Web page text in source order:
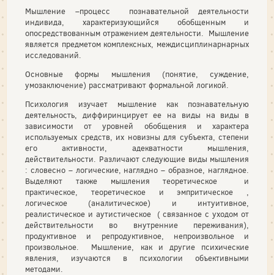
Мышление –процесс познавательной деятельности
индивида, характеризующийся обобщенным и
опосредствованным отражением деятельности. Мышление
является предметом комплексных, междисциплинарнарных
исследований.
Основные формы мышления (понятие, суждение,
умозаключение) рассматривают формальной логикой.
Психология изучает мышление как познавательную
деятельность, диффиринцирует ее на виды на виды в
зависимости от уровней обобщения и характера
используемых средств, их новизны для субъекта, степени
его активности, адекватности мышления,
действительности. Различают следующие виды мышления
: словесно – логические, наглядно – образное, наглядное.
Выделяют также мышления теоретическое и
практическое, теоретическое и эмпритическое ,
логическое (аналитическое) и интуитивное,
реалистическое и аутистическое ( связанное с уходом от
действительности во внутренние переживания),
продуктивное и репродуктивное, непроизвольное и
произвольное. Мышление, как и другие психические
явления, изучаются в психологии объективными
методами.